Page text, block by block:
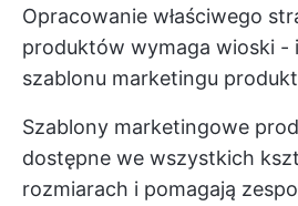
Opracowanie właściwego
produktów wymaga wioski -
szablonu marketingu
Szablony marketingowe
dostępne we wszystkich
rozmiarach i pomagają